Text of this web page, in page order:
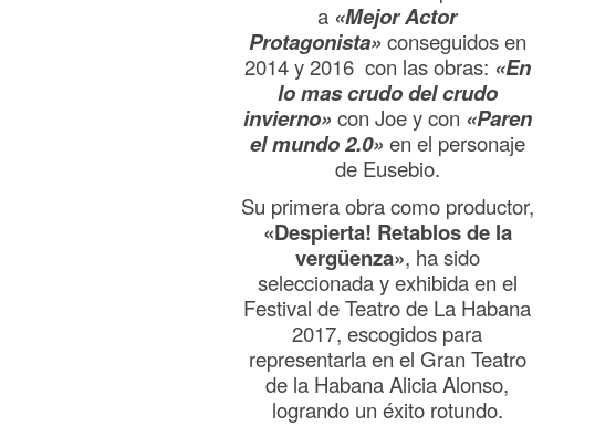
a «Mejor Actor
Protagonista» conseguidos en
2014 y 2016 con las obras: «En
lo mas crudo del crudo
invierno» con Joe y con «Paren
el mundo 2.0» en el personaje
de Eusebio.
Su primera obra como productor,
«Despierta! Retablos de la
vergüenza», ha sido
seleccionada y exhibida en el
Festival de Teatro de La Habana
2017, escogidos para
representarla en el Gran Teatro
de la Habana Alicia Alonso,
logrando un éxito rotundo.